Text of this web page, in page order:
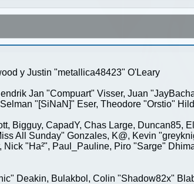
y Justin "metallica48423" O'Leary
Jan "Compuart" Visser, Juan
"[SiNaN]" Eser, Theodore "Orstio"
Bigguy, CapadY, Chas Large, Duncan85,
All Sunday" Gonzales, K@, Kevin
"Ha²", Paul_Pauline, Piro "Sarge"
Deakin, Bulakbol, Colin "Shadow82x"